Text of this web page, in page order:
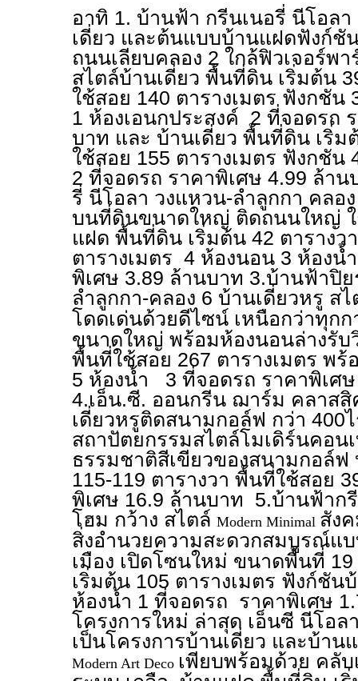
อาทิ 1. บ้านฟ้า กรีนเนอรี่ นีโอล
เดี่ยว และต้นแบบบ้านแฝดฟังก์ชั
ถนนเลียบคลอง 2 ใกล้ฟิวเจอร์พ
สไตล์บ้านเดี่ยว พื้นที่ดิน เริ่มต้น
ใช้สอย 140 ตารางเมตร ฟังกชั
1 ห้องเอนกประสงค์ 2 ที่จอดรถ
บาท และ บ้านเดี่ยว พื้นที่ดิน เริ่ม
ใช้สอย 155 ตารางเมตร ฟังกชั
2 ที่จอดรถ ราคาพิเศษ 4.99 ล้า
รี่ นีโอลา วงแหวน-ลำลูกกา คลอ
บนที่ดินขนาดใหญ่ ติดถนนใหญ่
แฝด พื้นที่ดิน เริ่มต้น 42 ตารางว
ตารางเมตร 4 ห้องนอน 3 ห้องน้
พิเศษ 3.89 ล้านบาท 3.บ้านฟ้าปิ
ลำลูกกา-คลอง 6 บ้านเดี่ยวหรู ส
โดดเด่นด้วยดีไซน์ เหนือกว่าทุก
ขนาดใหญ่ พร้อมห้องนอนล่างรับ
พื้นที่ใช้สอย 267 ตารางเมตร พ
5 ห้องน้ำ 3 ที่จอดรถ ราคาพิเศ
4.เอ็น.ซี. ออนกรีน ฌาร์ม คลาสสิ
เดี่ยวหรูติดสนามกอล์ฟ กว่า 400
สถาปัตยกรรมสไตล์โมเดิร์นคอน
ธรรมชาติสีเขียวของสนามกอล์
115-119 ตารางวา พื้นที่ใช้สอย
พิเศษ 16.9 ล้านบาท 5.บ้านฟ้าก
โฮม กว้าง สไตล์ Modern Minimal สัง
สิ่งอำนวยความสะดวกสมบูรณ์แ
เมือง เปิดโซนใหม่ ขนาดพื้นที่
เริ่มต้น 105 ตารางเมตร ฟังก์ชั
ห้องน้ำ 1 ที่จอดรถ ราคาพิเศษ
โครงการใหม่ ล่าสุด เอ็นซี นีโอล
เป็นโครงการบ้านเดี่ยว และบ้า
Modern Art Deco เพียบพร้อมด้วย คลับ